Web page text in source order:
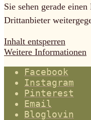
Sie sehen gerade
Drittanbieter
Inhalt entsperren
Weitere Informationen
Facebook
Instagram
Pinterest
Email
Bloglovin